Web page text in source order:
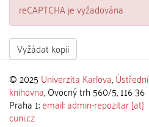
reCAPTCHA je vyžadována
Vyžádat kopii
© 2025 Univerzita Karlova,Ústřední
knihovna, Ovocný trh 560/5, 116 36
Praha 1;email: admin-repozitar [at]
cuni.cz